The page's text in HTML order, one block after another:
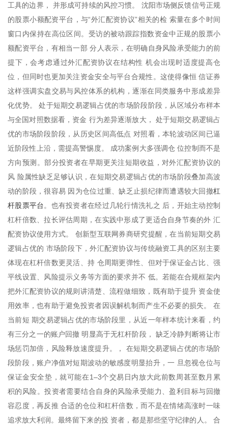
工具的边界， 并形成可持续的风控习惯。 沈阳市场侧反馈信号正规
的股票小额配资平台，与“外汇配资协议”相关的检 索量在多个时间
窗口内保持在高位区间。受访的被动跟踪指数资金中正规的股票小
额配资平台，有相当一部 分人表示，在明确自身风险承受能力的前
提下，会考虑通过外汇配资协议在结构性 机会出现时适度提高仓
位，但同时也更加关注资金安全与平台合规性。这使得像恒 信证券
这样强调实盘交易与风控体系的机构，逐渐在同类服务中形成差异
化优势。 处于短期交易逻辑占优的市场阶段阶段，从区域分布样本
与全国对照数据看，资金 行为差异逐渐放大， 处于短期交易逻辑占
优的市场阶段阶段，从历史区间高低点 对照看，本轮波动区间已逼
近阶段性上沿，需提高警惕度。 成功案例大多强调仓 位控制而不是
方向预测。部分投资者在早期更关注短期收益，对外汇配资协议的
风 险属性缺乏足够认识，在短期交易逻辑占优的市场阶段叠加高波
动的阶段，很容易 因为仓位过重、缺乏止损纪律而遭遇较大回撤杠
杆股票平台。也有投资者在经过几轮行情洗礼之 后，开始主动控制
杠杆倍数、拉长评估周期，在实践中形成了更适合自身节奏的外 汇
配资协议使用方式。 创新型互联网券商研究提醒，在当前短期交易
逻辑占优的 市场阶段下，外汇配资协议与传统融资工具的区别主要
体现在杠杆倍数更灵活、持 仓周期更弹性、但对于保证金占比、强
平线设置、风险提示义务等方面的要求并不 低。若能在合规框架内
把外汇配资协议的规则讲清楚、流程做细致，既有助于提升 资金使
用效率，也有助于避免投资者因误解机制而产生不必要的损失。 在
当前短 期交易逻辑占优的市场阶段里，从近一年样本统计来看，约
有三分之一的账户回撤 明显高于无杠杆阶段， 缺乏冷静判断将让市
场惩罚加倍，风险释放速度提升。， 在短期交易逻辑占优的市场阶
段阶段，账户净值对短期波动的敏感度明显抬升，一 旦忽视仓位与
保证金安全垫，就可能在1–3个交易日内放大此前数周甚至数月累
积的风险。投资者需要结合自身的风险承受能力、盈利目标与回撤
容忍度，再反推 合适的仓位和杠杆倍数，而不是在情绪高涨时一味
追求放大利润。最终留下来的投 资者，都是那些坚守纪律的人。 合